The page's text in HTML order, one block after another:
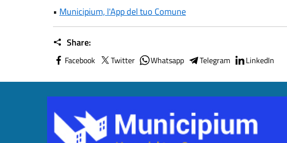
• Municipium, l'App del tuo Comune
Share:
Facebook Twitter Whatsapp Telegram LinkedIn